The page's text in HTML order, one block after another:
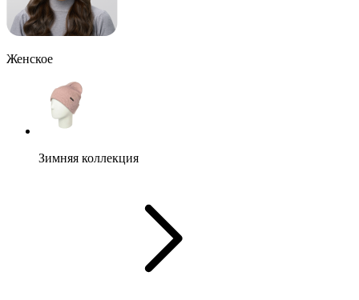
Женское
Зимняя коллекция